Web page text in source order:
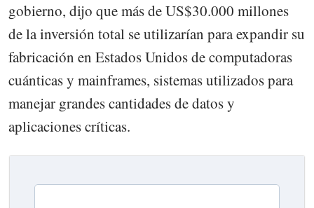
gobierno, dijo que más de US$30.000 millones
de la inversión total se utilizarían para expandir su
fabricación en Estados Unidos de computadoras
cuánticas y mainframes, sistemas utilizados para
manejar grandes cantidades de datos y
aplicaciones críticas.